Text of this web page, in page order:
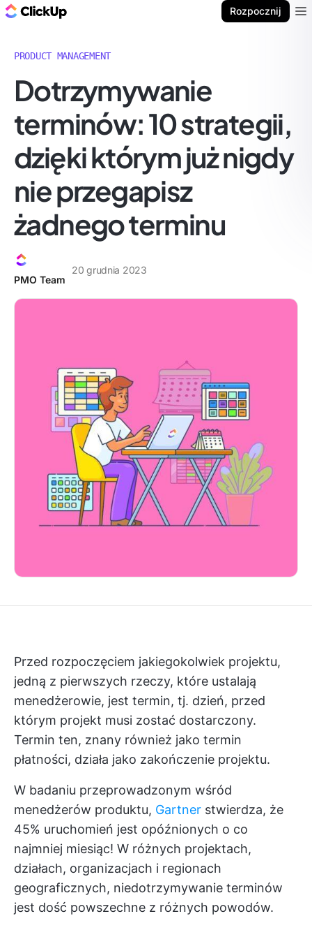
Rozpocznij
PRODUCT MANAGEMENT
Dotrzymywanie
terminów: 10 strategii,
dzięki którym już nigdy
nie przegapisz
żadnego terminu
PMO Team
20 grudnia 2023
Przed rozpoczęciem jakiegokolwiek projektu,
jedną z pierwszych rzeczy, które ustalają
menedżerowie, jest termin, tj. dzień, przed
którym projekt musi zostać dostarczony.
Termin ten, znany również jako termin
płatności, działa jako zakończenie projektu.
W badaniu przeprowadzonym wśród
menedżerów produktu, Gartner stwierdza, że
45% uruchomień jest opóźnionych o co
najmniej miesiąc! W różnych projektach,
działach, organizacjach i regionach
geograficznych, niedotrzymywanie terminów
jest dość powszechne z różnych powodów.